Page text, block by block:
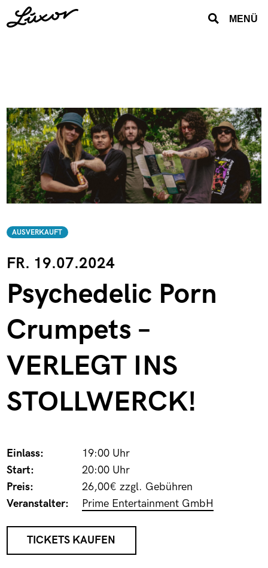
MENÜ
FR. 19.07.2024
AUSVERKAUFT
Psychedelic Porn
Crumpets –
VERLEGT INS
STOLLWERCK!
Einlass:
19:00 Uhr
Start:
20:00 Uhr
Preis:
26,00€ zzgl. Gebühren
Veranstalter:
Prime Entertainment GmbH
TICKETS KAUFEN